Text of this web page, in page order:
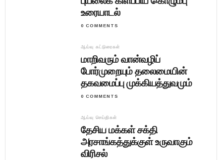
உரையாடல்
0 COMMENTS
ஆய்வு கட்டுரைகள்
மாறிவரும் வான்வழிப்
போர்முறையும் தலைமையின்
தகவமைப்பு முக்கியத்துவமும்
0 COMMENTS
ஆய்வு செய்திகள்
தேசிய மக்கள் சக்தி
அரசாங்கத்துக்குள் உருவாகும்
விரிசல்